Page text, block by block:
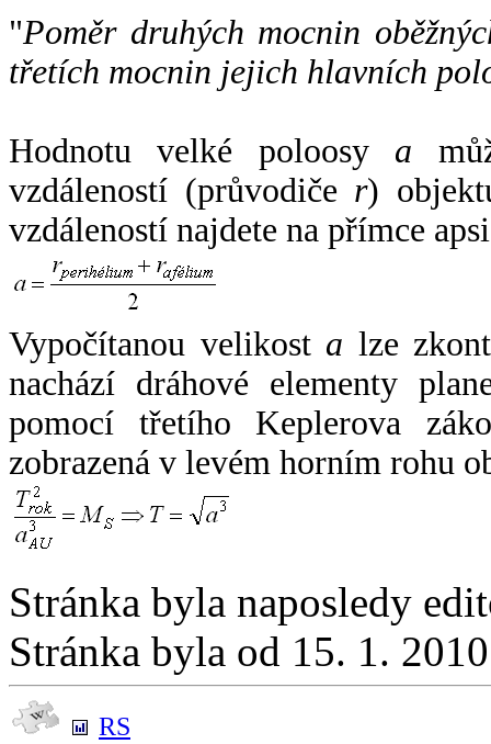
"Poměr druhých mocnin
třetích mocnin jejich hlavních
Hodnotu velké poloosy a
vzdáleností (průvodiče r)
vzdáleností najdete na přímce
Vypočítanou velikost a lze
nachází dráhové elementy
pomocí třetího Keplerova
zobrazená v levém horním rohu
Stránka byla naposledy
Stránka byla od 15. 1.
RS